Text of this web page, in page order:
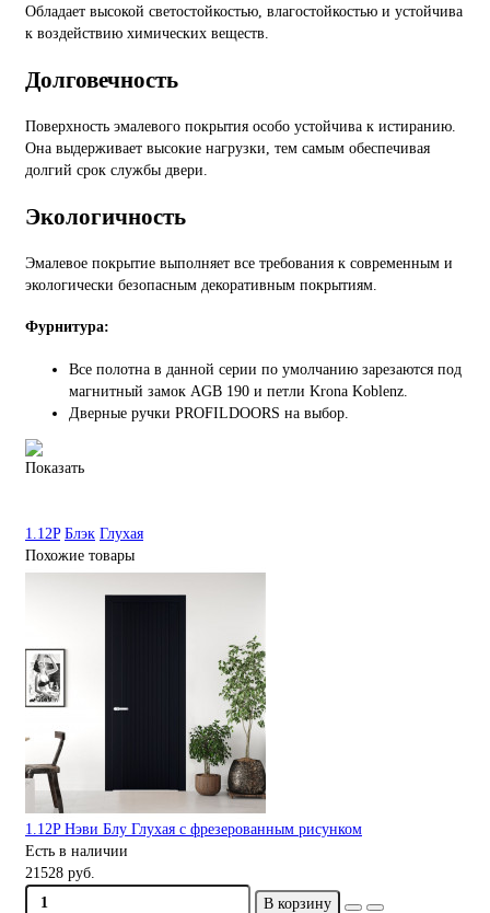
Обладает высокой светостойкостью, влагостойкостью и устойчива
к воздействию химических веществ.
Долговечность
Поверхность эмалевого покрытия особо устойчива к истиранию.
Она выдерживает высокие нагрузки, тем самым обеспечивая
долгий срок службы двери.
Экологичность
Эмалевое покрытие выполняет все требования к современным и
экологически безопасным декоративным покрытиям.
Фурнитура:
Все полотна в данной серии по умолчанию зарезаются под
магнитный замок AGB 190 и петли Krona Koblenz.
Дверные ручки PROFILDOORS на выбор.
Показать
1.12P Блэк Глухая
Похожие товары
1.12P Нэви Блу Глухая с фрезерованным рисунком
Есть в наличии
21528 руб.
В корзину